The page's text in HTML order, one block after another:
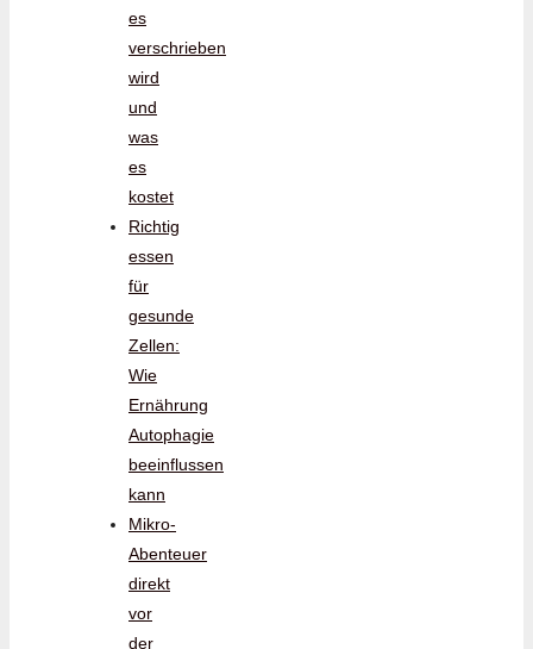
es
verschrieben
wird
und
was
es
kostet
Richtig
essen
für
gesunde
Zellen:
Wie
Ernährung
Autophagie
beeinflussen
kann
Mikro-
Abenteuer
direkt
vor
der